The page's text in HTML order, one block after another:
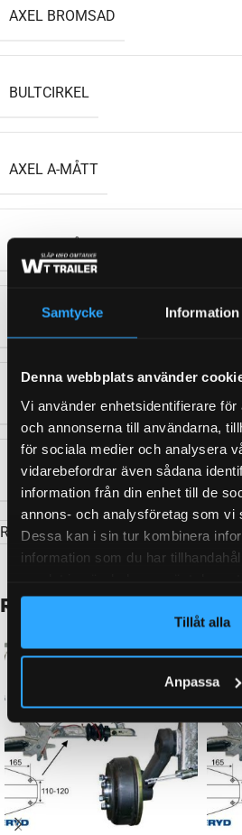
Samtycke Information
Denna webbplats använder
Vi använder enhetsidentifierare
och annonserna till användarna,
för sociala medier och analysera
vidarebefordrar även sådana
information från din enhet till de
annons- och analysföretag som vi
Dessa kan i sin tur kombinera
information som du har
Tillåt alla
Anpassa
AXEL BROMSAD
BULTCIRKEL
AXEL A-MÅTT
AXEL B-MÅTT
TOTALVIKT
WEIGHT
KATEGORI: Axelpaket /
Recensioner (0)
Relaterade produkter